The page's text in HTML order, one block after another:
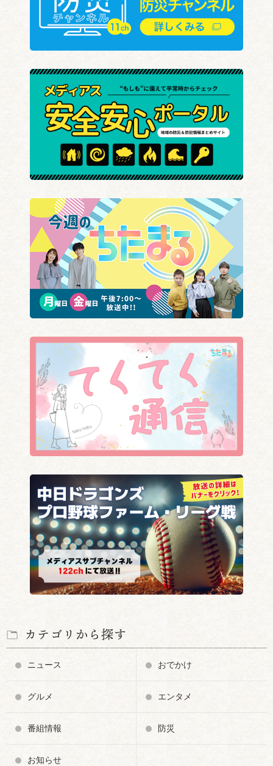
カテゴリから探す
ニュース おでかけ
グルメ エンタメ
番組情報 防災
お知らせ